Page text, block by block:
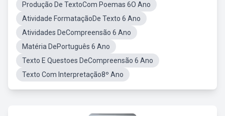
Produção De TextoCom Poemas 6O Ano
Atividade FormataçãoDe Texto 6 Ano
Atividades DeCompreensão 6 Ano
Matéria DePortuguês 6 Ano
Texto E Questoes DeCompreensão 6 Ano
Texto Com Interpretação8º Ano